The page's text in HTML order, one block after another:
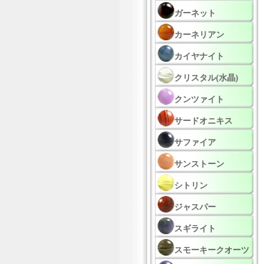
ガーネット
カーネリアン
カイヤナイト
クリスタル(水晶)
クンツァイト
サードオニキス
サファイア
サンストーン
シトリン
ジャスパー
スギライト
スモーキークオーツ